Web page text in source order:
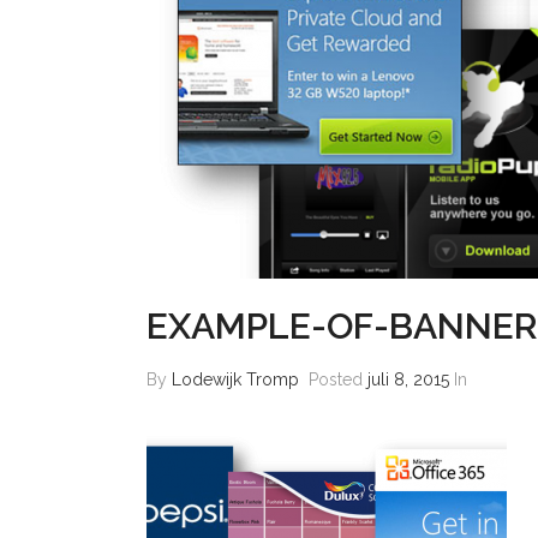
EXAMPLE-OF-
By Lodewijk Tromp Posted juli 8, 2015 In